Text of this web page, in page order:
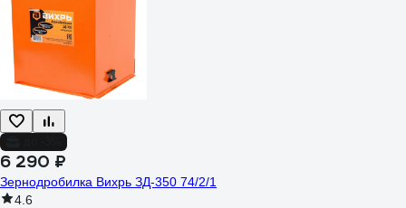
6 290 ₽
Зернодробилка Вихрь ЗД-350 74/2/1
4.6